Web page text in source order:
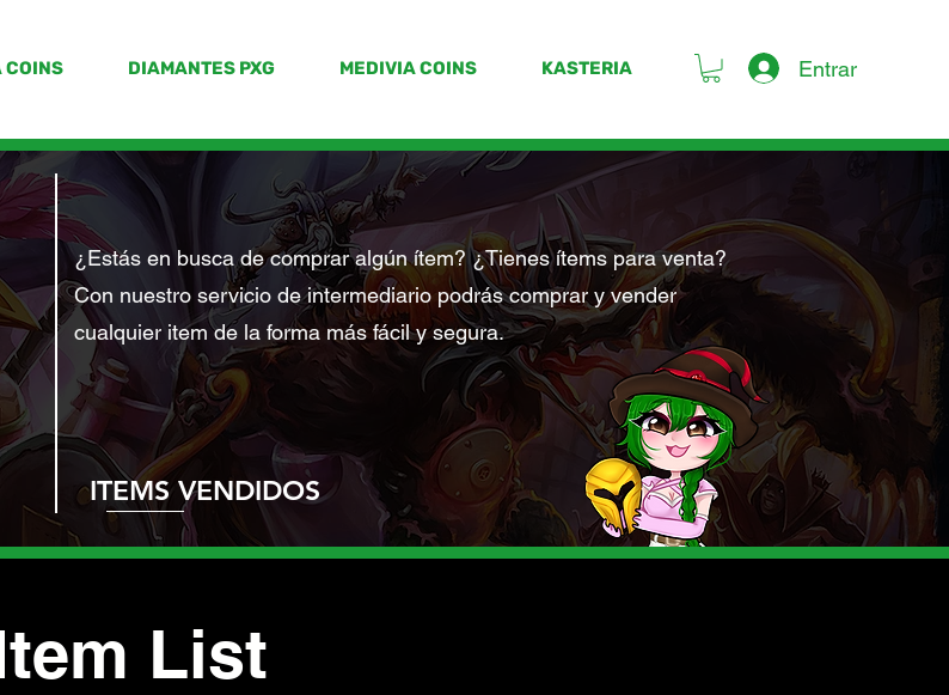
COINS DIAMANTES PXG MEDIVIA COINS KASTERIA Entrar
¿Estás en busca de comprar algún ítem? ¿Tienes ítems para venta?
Con nuestro servicio de intermediario podrás comprar y vender
cualquier item de la forma más fácil y segura.
ITEMS VENDIDOS
List